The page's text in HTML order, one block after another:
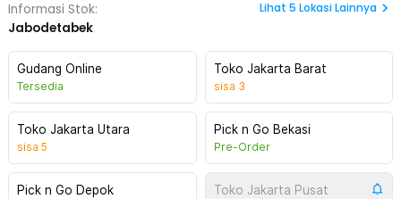
Informasi Stok:
Jabodetabek
Lihat 5 Lokasi Lainnya
Gudang Online
Tersedia
Toko Jakarta Barat
sisa 3
Toko Jakarta Utara
sisa 5
Pick n Go Bekasi
Pre-Order
Pick n Go Depok Toko Jakarta Pusat